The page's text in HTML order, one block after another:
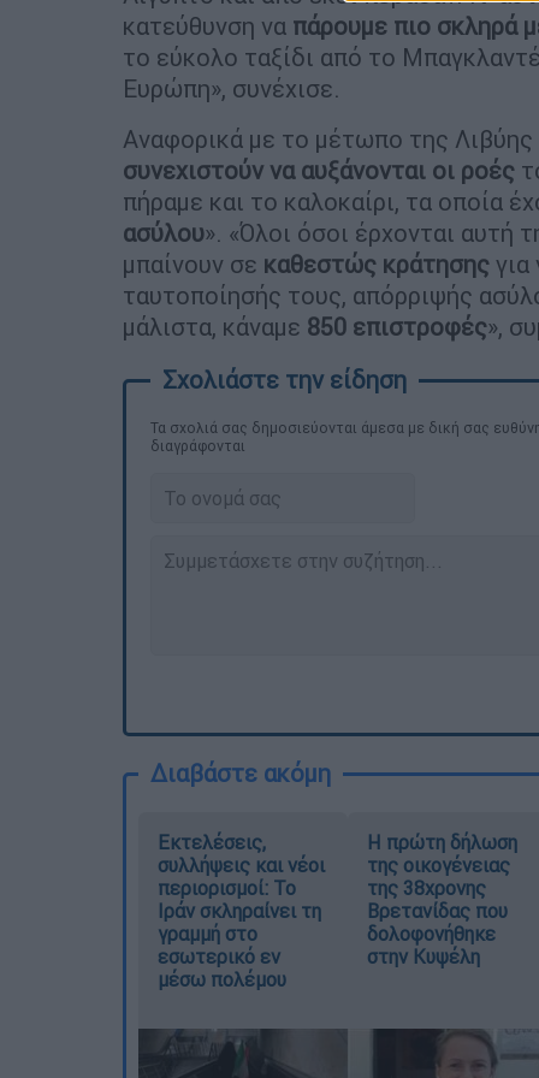
κατεύθυνση να πάρουμε πιο σκληρά
το εύκολο ταξίδι από το
Ευρώπη», συνέχισε.
Αναφορικά με το μέτωπο της
συνεχιστούν να αυξάνονται οι ροές
πήραμε και το καλοκαίρι, τα οποία
ασύλου». «Όλοι όσοι έρχονται αυτή
μπαίνουν σε καθεστώς κράτησης για
ταυτοποίησής τους, απόρριψής
μάλιστα, κάναμε 850 επιστροφές»,
Τα σχολιά σας δημοσιεύονται άμεσα με δική σας
διαγράφονται
Διαβάστε ακόμη
Εκτελέσεις,
συλλήψεις και νέοι
περιορισμοί: Το
Ιράν σκληραίνει τη
γραμμή στο
εσωτερικό εν
μέσω πολέμου
Η πρώτη δήλωση
της οικογένειας
της 38χρονης
Βρετανίδας που
δολοφονήθηκε
στην Κυψέλη